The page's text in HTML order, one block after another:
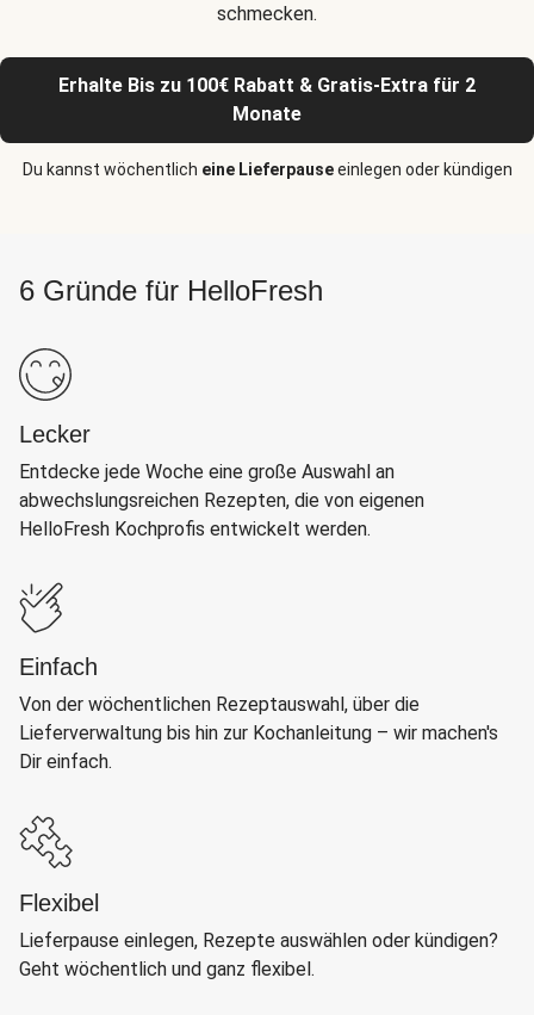
schmecken.
Erhalte Bis zu 100€ Rabatt & Gratis-Extra für 2
Monate
Du kannst wöchentlich eine Lieferpauseeinlegen oder kündigen
6 Gründe für HelloFresh
Lecker
Entdecke jede Woche eine große Auswahl an
abwechslungsreichen Rezepten, die von eigenen
HelloFresh Kochprofis entwickelt werden.
Einfach
Von der wöchentlichen Rezeptauswahl, über die
Lieferverwaltung bis hin zur Kochanleitung – wir machen's
Dir einfach.
Flexibel
Lieferpause einlegen, Rezepte auswählen oder kündigen?
Geht wöchentlich und ganz flexibel.